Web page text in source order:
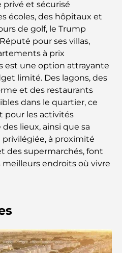
gastronomiques
petits-déjeuners de
: des soins de santé
jamais construites : la
privé et sécurisé
écoles, des hôpitaux et
de golf, le Trump
pour ses villas,
à prix
est une option attrayante
limité. Des lagons, des
et des restaurants
dans le quartier, ce
pour les activités
lieux, ainsi que sa
à proximité
des supermarchés, font
meilleurs endroits où vivre